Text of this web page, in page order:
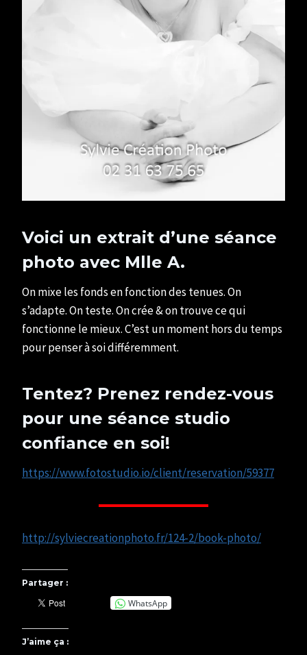
Voici un extrait d’une séance
photo avec Mlle A.
On mixe les fonds en fonction des tenues. On
s’adapte. On teste. On crée & on trouve ce qui
fonctionne le mieux. C’est un moment hors du temps
pour penser à soi différemment.
Tentez? Prenez rendez-vous
pour une séance studio
confiance en soi!
https://www.fotostudio.io/client/reservation/59377
http://sylviecreationphoto.fr/124-2/book-photo/
Partager :
WhatsApp
J’aime ça :